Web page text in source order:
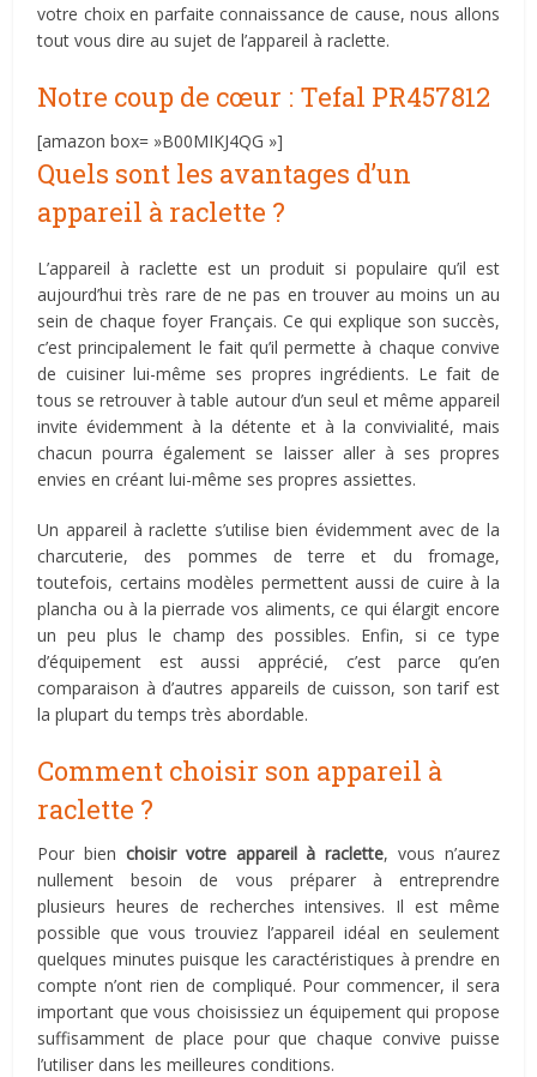
votre choix en parfaite connaissance de cause, nous allons
tout vous dire au sujet de l’appareil à raclette.
Notre coup de cœur : Tefal PR457812
[amazon box= »B00MIKJ4QG »]
Quels sont les avantages d’un
appareil à raclette ?
L’appareil à raclette est un produit si populaire qu’il est
aujourd’hui très rare de ne pas en trouver au moins un au
sein de chaque foyer Français. Ce qui explique son succès,
c’est principalement le fait qu’il permette à chaque convive
de cuisiner lui-même ses propres ingrédients. Le fait de
tous se retrouver à table autour d’un seul et même appareil
invite évidemment à la détente et à la convivialité, mais
chacun pourra également se laisser aller à ses propres
envies en créant lui-même ses propres assiettes.
Un appareil à raclette s’utilise bien évidemment avec de la
charcuterie, des pommes de terre et du fromage,
toutefois, certains modèles permettent aussi de cuire à la
plancha ou à la pierrade vos aliments, ce qui élargit encore
un peu plus le champ des possibles. Enfin, si ce type
d’équipement est aussi apprécié, c’est parce qu’en
comparaison à d’autres appareils de cuisson, son tarif est
la plupart du temps très abordable.
Comment choisir son appareil à
raclette ?
Pour bien choisir votre appareil à raclette, vous n’aurez
nullement besoin de vous préparer à entreprendre
plusieurs heures de recherches intensives. Il est même
possible que vous trouviez l’appareil idéal en seulement
quelques minutes puisque les caractéristiques à prendre en
compte n’ont rien de compliqué. Pour commencer, il sera
important que vous choisissiez un équipement qui propose
suffisamment de place pour que chaque convive puisse
l’utiliser dans les meilleures conditions.